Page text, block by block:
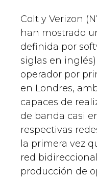
Colt y Verizon
han mostrado
definida por
siglas en
operador por
en Londres,
capaces de
de banda casi
respectivas
la primera vez
red
producción de